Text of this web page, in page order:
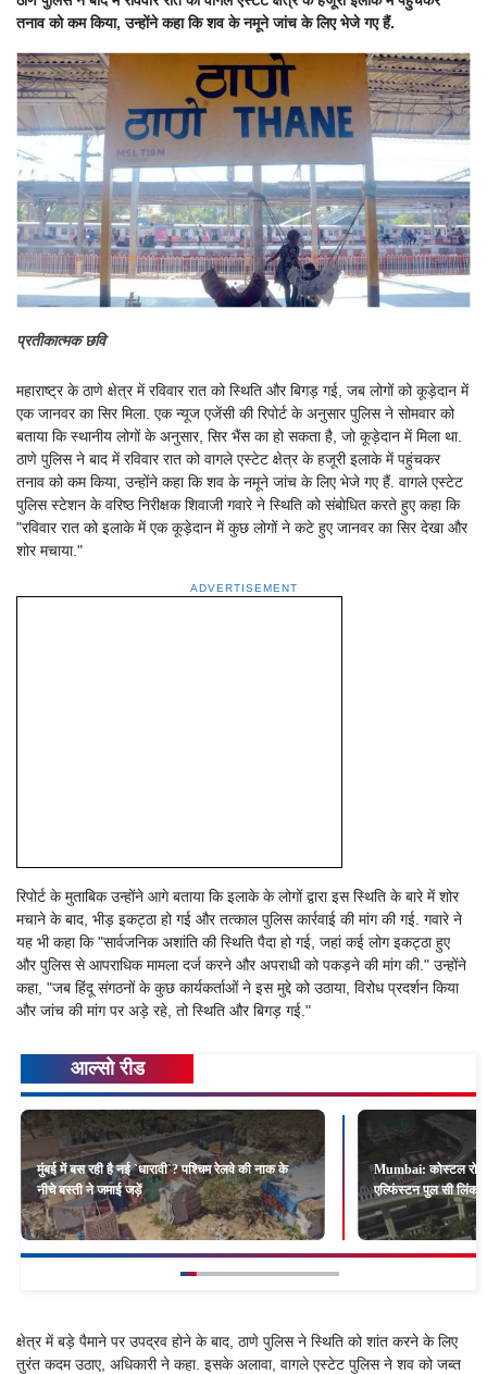
तनाव को कम किया, उन्होंने कहा कि शव के नमूने जांच के लिए भेजे गए हैं.
प्रतीकात्मक छवि
महाराष्ट्र के ठाणे क्षेत्र में रविवार रात को स्थिति और बिगड़ गई, जब लोगों को कूड़ेदान में
एक जानवर का सिर मिला. एक न्यूज एजेंसी की रिपोर्ट के अनुसार पुलिस ने सोमवार को
बताया कि स्थानीय लोगों के अनुसार, सिर भैंस का हो सकता है, जो कूड़ेदान में मिला था.
ठाणे पुलिस ने बाद में रविवार रात को वागले एस्टेट क्षेत्र के हजूरी इलाके में पहुंचकर
तनाव को कम किया, उन्होंने कहा कि शव के नमूने जांच के लिए भेजे गए हैं. वागले एस्टेट
पुलिस स्टेशन के वरिष्ठ निरीक्षक शिवाजी गवारे ने स्थिति को संबोधित करते हुए कहा कि
"रविवार रात को इलाके में एक कूड़ेदान में कुछ लोगों ने कटे हुए जानवर का सिर देखा और
शोर मचाया."
ADVERTISEMENT
रिपोर्ट के मुताबिक उन्होंने आगे बताया कि इलाके के लोगों द्वारा इस स्थिति के बारे में शोर
मचाने के बाद, भीड़ इकट्ठा हो गई और तत्काल पुलिस कार्रवाई की मांग की गई. गवारे ने
यह भी कहा कि "सार्वजनिक अशांति की स्थिति पैदा हो गई, जहां कई लोग इकट्ठा हुए
और पुलिस से आपराधिक मामला दर्ज करने और अपराधी को पकड़ने की मांग की." उन्होंने
कहा, "जब हिंदू संगठनों के कुछ कार्यकर्ताओं ने इस मुद्दे को उठाया, विरोध प्रदर्शन किया
और जांच की मांग पर अड़े रहे, तो स्थिति और बिगड़ गई."
आल्सो रीड
मुंबई में बस रही है नई `धारावी`? पश्चिम रेलवे की नाक के
नीचे बस्ती ने जमाई जड़ें
Mumbai: कोस्टल रोड
एल्फिंस्टन पुल सी लिंक
क्षेत्र में बड़े पैमाने पर उपद्रव होने के बाद, ठाणे पुलिस ने स्थिति को शांत करने के लिए
तुरंत कदम उठाए, अधिकारी ने कहा. इसके अलावा, वागले एस्टेट पुलिस ने शव को जब्त